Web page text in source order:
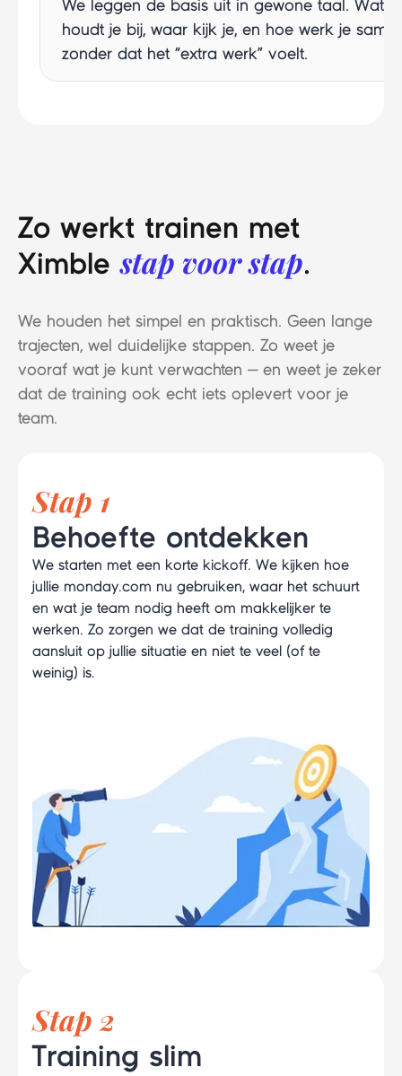
We leggen de basis uit in gewone taal. Wat
houdt je bij, waar kijk je, en hoe werk je
zonder dat het “extra werk” voelt.
Zo werkt trainen met
Ximblestap voor stap.
We houden het simpel en praktisch. Geen lange
trajecten, wel duidelijke stappen. Zo weet je
vooraf wat je kunt verwachten — en weet je zeker
dat de training ook echt iets oplevert voor je
team.
Stap 1
Behoefte ontdekken
We starten met een korte kickoff. We kijken hoe
jullie monday.com nu gebruiken, waar het schuurt
en wat je team nodig heeft om makkelijker te
werken. Zo zorgen we dat de training volledig
aansluit op jullie situatie en niet te veel (of te
weinig) is.
Stap 2
Training slim